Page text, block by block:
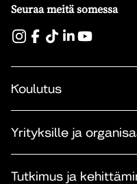
Seuraa meitä somessa
Koulutus
Yrityksille ja
Tutkimus ja